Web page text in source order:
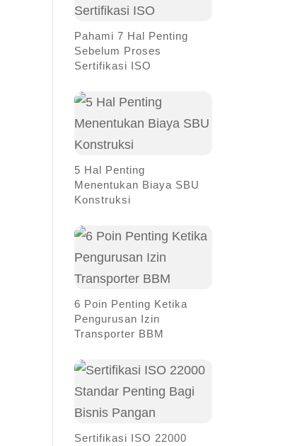
Pahami 7 Hal Penting
Sebelum Proses
Sertifikasi ISO
5 Hal Penting
Menentukan Biaya SBU
Konstruksi
6 Poin Penting Ketika
Pengurusan Izin
Transporter BBM
Sertifikasi ISO 22000